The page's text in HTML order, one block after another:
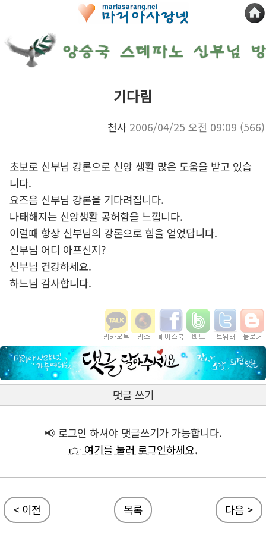
기다림
천사 2006/04/25 오전 09:09 (566)
초보로 신부님 강론으로 신앙 생활 많은 도움을 받고 있습
니다.
요즈음 신부님 강론을 기다려집니다.
나태해지는 신앙생활 공허함을 느낍니다.
이럴때 항상 신부님의 강론으로 힘을 얻었답니다.
신부님 어디 아프신지?
신부님 건강하세요.
하느님 감사합니다.
댓글 쓰기
📢 로그인 하셔야 댓글쓰기가 가능합니다.
👉 여기를 눌러 로그인하세요.
< 이전 목록 다음 >